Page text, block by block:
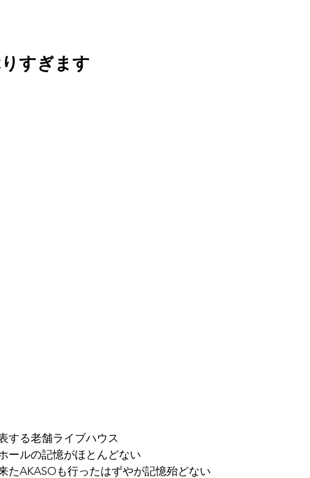
すぎます
する老舗ライブハウス
ールの記憶がほとんどない
たAKASOも行ったはずやが記憶殆どない